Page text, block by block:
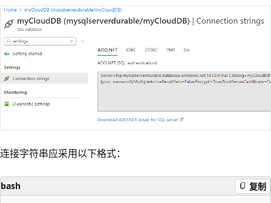
连接字符串应采用以下格式：
bash 复制